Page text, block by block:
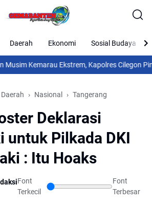
Daerah Ekonomi Sosial Budaya
Kemarau Ekstrem, Kapolres Cilegon
Daerah Nasional Tangerang
Deklarasi
untuk Pilkada DKI
: Itu Hoaks
Font
Terkecil
Font
Terbesar